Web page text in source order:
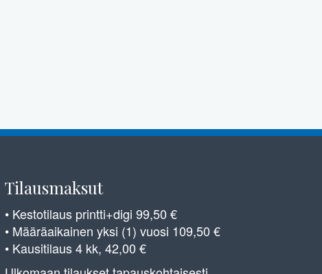
Tilausmaksut
• Kestotilaus printti+digi 99,50 €
• Määräaikainen yksi (1) vuosi 109,50 €
• Kausitilaus 4 kk, 42,00 €